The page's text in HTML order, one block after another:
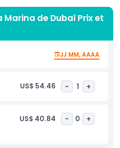
sightseeing in the evening. In
is one of the most favourite
the availability of multiple
amazing view in the evening
one of the must to do activity
of sightseeing,
a ride in the breeze of Dubai
and Arabic
be live entertainment show
Marina de Dubaï Prix et
JJ MM, AAAA
US$ 54.46 - 1 +
US$ 40.84 - 0 +